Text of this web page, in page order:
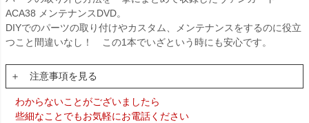
ACA38 メンテナンスDVD。
DIYでのパーツの取り付けやカスタム、メンテナンスをするのに役立
つこと間違いなし！ この1本でいざという時にも安心です。
＋ 注意事項を見る
わからないことがございましたら
些細なことでもお気軽にお電話ください